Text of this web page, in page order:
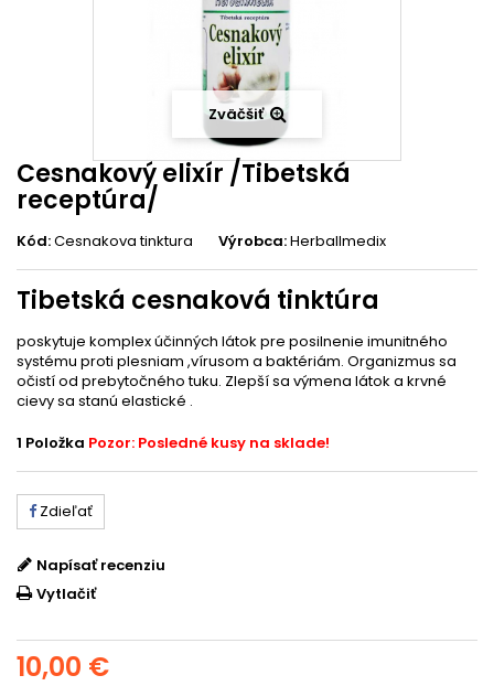
Zväčšiť
Cesnakový elixír /Tibetská
receptúra/
Kód:Cesnakova tinktura Výrobca:Herballmedix
Tibetská cesnaková tinktúra
poskytuje komplex účinných látok pre posilnenie imunitného
systému proti plesniam ,vírusom a baktériám. Organizmus sa
očistí od prebytočného tuku. Zlepší sa výmena látok a krvné
cievy sa stanú elastické .
1 Položka Pozor: Posledné kusy na sklade!
Zdieľať
Napísať recenziu
Vytlačiť
10,00 €